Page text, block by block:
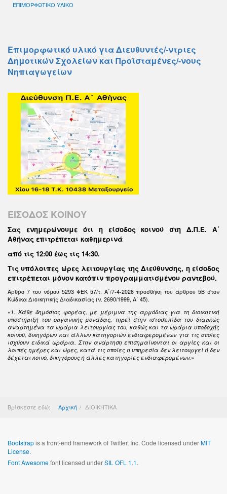
ΕΠΙΜΟΡΦΩΤΙΚΟ ΥΛΙΚΟ
Επιμορφωτικό υλικό για Διευθυντές/-ντριες
Δημοτικών Σχολείων και Προϊσταμένες/-νους
Νηπιαγωγείων
ΕΙΣΟΔΟΣ ΚΟΙΝΟΥ
Σας ενημερώνουμε ότι η είσοδος κοινού στη Δ.Π.Ε. Α΄
Αθήνας επιτρέπεται καθημερινά
από τις 12:00 έως τις 14:30.
Τις υπόλοιπες ώρες λειτουργίας της Διεύθυνσης, η είσοδος
επιτρέπεται μόνον κατόπιν προγραμματισμένου ραντεβού.
Άρθρο 7 του νόμου 5293 ΦΕΚ 57/τ. Α΄/7-4-2026 προσθήκη του άρθρου 5Β στον
Κώδικα Διοικητικής Διαδικασίας (ν. 2690/1999, Α΄ 45).
«1. Κάθε δημόσιος φορέας, με μέριμνα της αρμόδιας για τη διοικητική
υποστήριξή του οργανικής μονάδας, τηρεί στην ιστοσελίδα του διαρκώς
αναρτημένα τα ωράρια λειτουργίας του, καθώς και τα ωράρια υποδοχής
κοινού, δικηγόρων και άλλων κατηγοριών ενδιαφερομένων για τις οποίες
ισχύουν ειδικά ωράρια. Στην ανάρτηση επισημαίνονται οι αργίες και οι
λοιπές ημέρες και ώρες, κατά τις οποίες η υπηρεσία δεν λειτουργεί ή δεν
δέχεται κοινό, δικηγόρους ή άλλες κατηγορίες ενδιαφερομένων.»
Βρίσκεστε εδώ: Αρχική ΔΙΟΙΚΗΤΙΚΑ
Bootstrapis a front-end framework of Twitter, Inc. Code licensed underMIT
License.
Font Awesomefont licensed underSIL OFL 1.1.